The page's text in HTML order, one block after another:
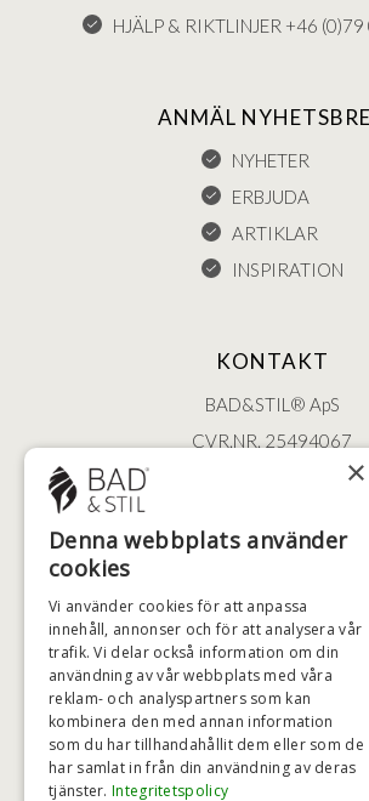
HJÄLP & RIKTLINJER +46
ANMÄL
NYHETER
ERBJUDA
ARTIKLAR
INSPIRATION
KONTAKT
BAD&STIL® ApS
CVR.NR. 25494067
ØSTERBROGADE 202
2100 KØBENHAVN •
+46 (0)79 008 12 60
HÖGSTA KREDITVÄRDIGHET
BETALNINGSALTERNATIV
×
Denna webbplats använder
cookies
Vi använder cookies för att anpassa
innehåll, annonser och för att analysera vår
trafik. Vi delar också information om din
användning av vår webbplats med våra
reklam- och analyspartners som kan
kombinera den med annan information
som du har tillhandahållit dem eller som de
har samlat in från din användning av deras
tjänster. Integritetspolicy